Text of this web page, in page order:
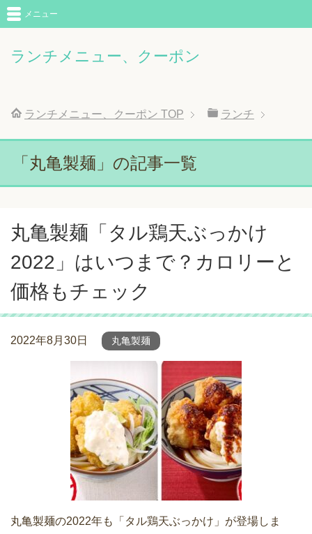
ランチメニュー、クーポン
メニュー
ランチメニュー、クーポン TOP ランチ
「丸亀製麺」の記事一覧
丸亀製麺「タル鶏天ぶっかけ
2022」はいつまで？カロリーと
価格もチェック
2022年8月30日 丸亀製麺
丸亀製麺の2022年も「タル鶏天ぶっかけ」が登場しま